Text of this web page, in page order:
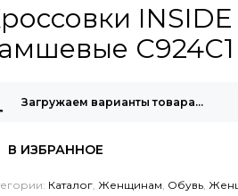
C924С1
Загружаем варианты товара…
Каталог, Женщинам, Обувь,